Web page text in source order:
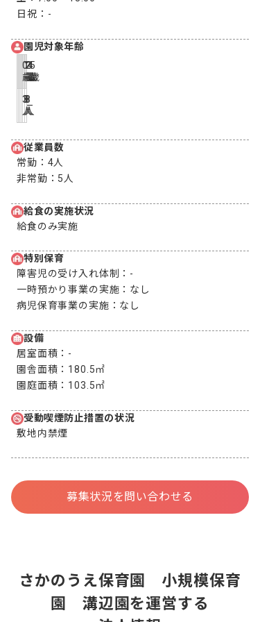
日祝： -
園児対象年齢
0
歳
1
歳
2
歳
3
歳
4
歳
5
歳
3
人
8
人
8
人
---
従業員数
常勤： 4人
非常勤： 5人
給食の実施状況
給食のみ実施
特別保育
障害児の受け入れ体制： -
一時預かり事業の実施： なし
病児保育事業の実施： なし
設備
居室面積： -
園舎面積： 180.5㎡
園庭面積： 103.5㎡
受動喫煙防止措置の状況
敷地内禁煙
募集状況を問い合わせる
さかのうえ保育園 小規模保育
園 溝辺園を運営する